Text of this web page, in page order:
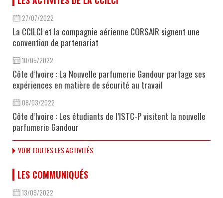
27/07/2022
La CCILCI et la compagnie aérienne CORSAIR signent une
convention de partenariat
10/05/2022
Côte d’Ivoire : La Nouvelle parfumerie Gandour partage ses
expériences en matière de sécurité au travail
08/03/2022
Côte d’Ivoire : Les étudiants de l’ISTC-P visitent la nouvelle
parfumerie Gandour
VOIR TOUTES LES ACTIVITÉS
LES COMMUNIQUÉS
13/09/2022